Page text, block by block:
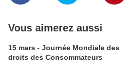
Vous aimerez aussi
15 mars - Journée Mondiale des
droits des Consommateurs